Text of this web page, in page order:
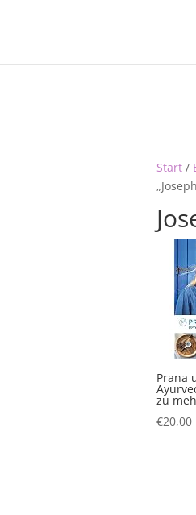
Start/
Prana
zu
€20,00